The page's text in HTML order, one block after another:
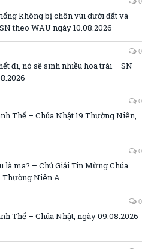
không bị chôn vùi dưới đất và
theo WAU ngày 10.08.2026
0
đi, nó sẽ sinh nhiều hoa trái – SN
0
Thể – Chúa Nhật 19 Thường Niên,
0
là ma? – Chú Giải Tin Mừng Chúa
Thường Niên A
0
Thể – Chúa Nhật, ngày 09.08.2026